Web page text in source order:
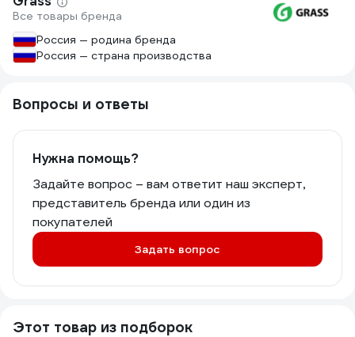
Все товары бренда
Россия — родина бренда
Россия — страна производства
Вопросы и ответы
Нужна помощь?
Задайте вопрос – вам ответит наш эксперт,
представитель бренда или один из
покупателей
Задать вопрос
Этот товар из подборок